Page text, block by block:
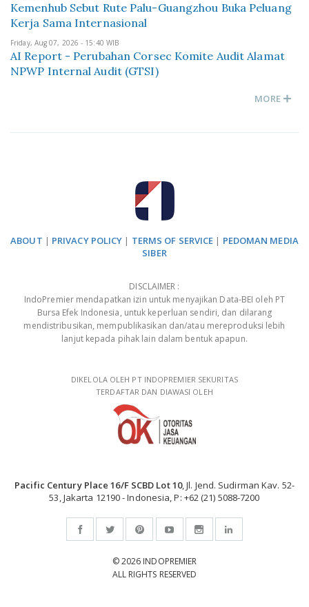
Kemenhub Sebut Rute Palu-Guangzhou Buka Peluang
Kerja Sama Internasional
Friday, Aug 07, 2026 - 15:40 WIB
AI Report - Perubahan Corsec Komite Audit Alamat
NPWP Internal Audit (GTSI)
MORE
ABOUT | PRIVACY POLICY | TERMS OF SERVICE | PEDOMAN MEDIA
SIBER
DISCLAIMER :
IndoPremier mendapatkan izin untuk menyajikan Data-BEI oleh PT
Bursa Efek Indonesia, untuk keperluan sendiri, dan dilarang
mendistribusikan, mempublikasikan dan/atau mereproduksi lebih
lanjut kepada pihak lain dalam bentuk apapun.
DIKELOLA OLEH PT INDOPREMIER SEKURITAS
TERDAFTAR DAN DIAWASI OLEH
Pacific Century Place 16/F SCBD Lot 10, Jl. Jend. Sudirman Kav. 52-
53, Jakarta 12190 - Indonesia, P: +62 (21) 5088-7200
© 2026 INDOPREMIER
ALL RIGHTS RESERVED